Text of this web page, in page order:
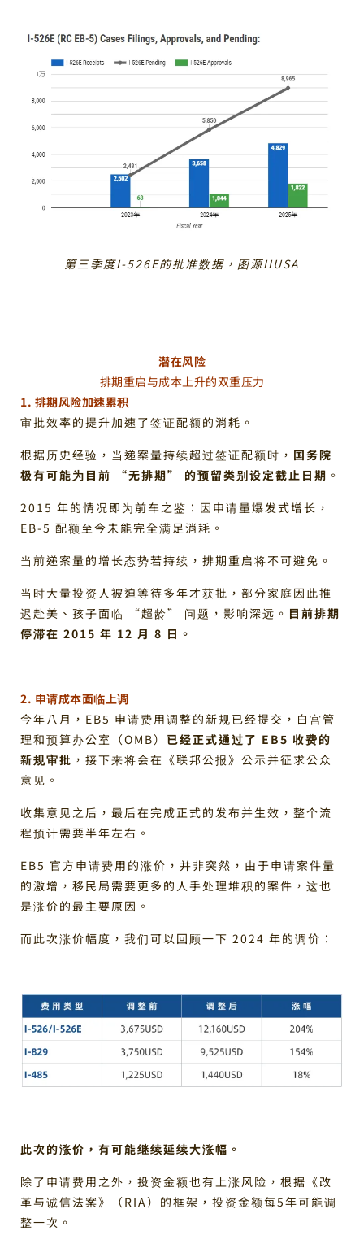
第三季度I-526E的批准数据，图源IIUSA
潜在风险
排期重启与成本上升的双重压力
1. 排期风险加速累积
审批效率的提升加速了签证配额的消耗。
根据历史经验，当递案量持续超过签证配额时， 国务院
极有可能为目前 “无排期” 的预留类别设定截止日期 。
2015 年的情况即为前车之鉴：因申请量爆发式增长，
EB-5 配额至今未能完全满足消耗。
当前递案量的增长态势若持续，排期重启将不可避免。
当时大量投资人被迫等待多年才获批，部分家庭因此推
迟赴美、孩子面临 “超龄” 问题，影响深远。 目前排期
停滞在 2015 年 12 月 8 日。
2. 申请成本面临上调
今年八月，EB5 申请费用调整的新规已经提交，白宫管
理和预算办公室（OMB） 已经正式通过了 EB5 收费的
新规审批 ，接下来将会在《联邦公报》公示并征求公众
意见。
收集意见之后，最后在完成正式的发布并生效，整个流
程预计需要半年左右。
EB5 官方申请费用的涨价，并非突然，由于申请案件量
的激增，移民局需要更多的人手处理堆积的案件，这也
是涨价的最主要原因。
而此次涨价幅度，我们可以回顾一下 2024 年的调价：
此次的涨价，有可能继续延续大涨幅。
除了申请费用之外，投资金额也有上涨风险，根据《改
革与诚信法案》（RIA）的框架，投资金额每5年可能调
整一次。